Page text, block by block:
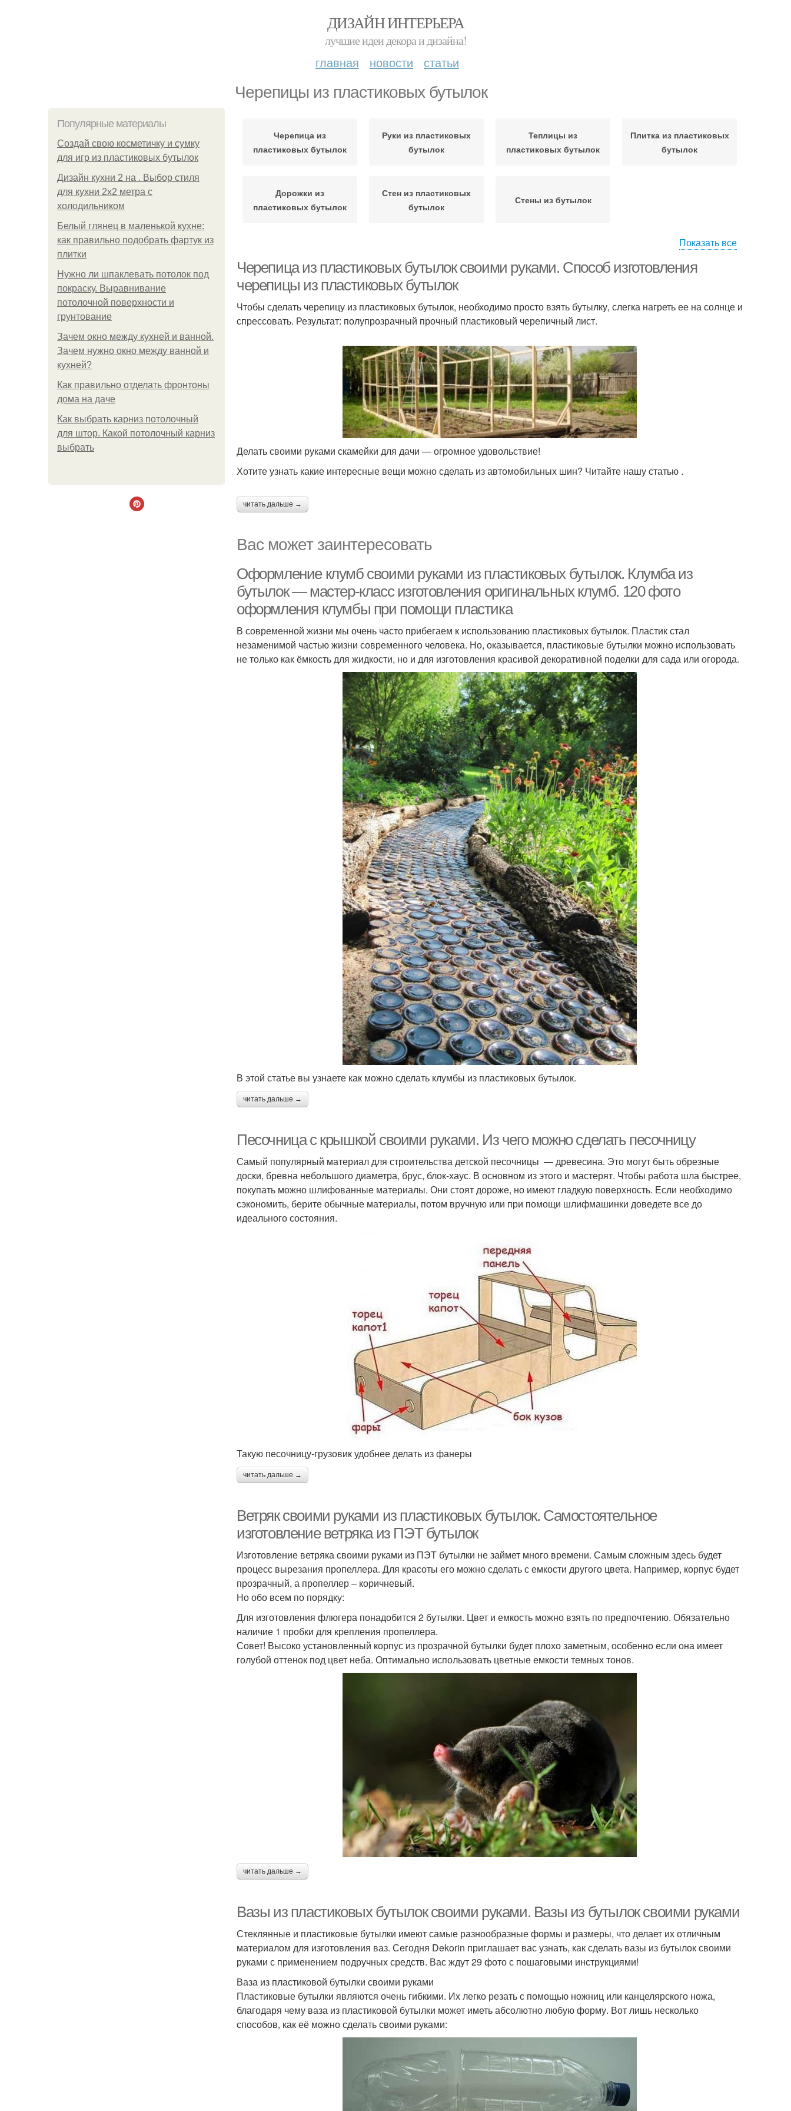
ДИЗАЙН ИНТЕРЬЕРА
лучшие идеи декора и дизайна!
главная новости статьи
Черепицы из пластиковых бутылок
Популярные материалы
Создай свою косметичку и сумку
для игр из пластиковых бутылок
Дизайн кухни 2 на . Выбор стиля
для кухни 2х2 метра с
холодильником
Белый глянец в маленькой кухне:
как правильно подобрать фартук из
плитки
Нужно ли шпаклевать потолок под
покраску. Выравнивание
потолочной поверхности и
грунтование
Зачем окно между кухней и ванной.
Зачем нужно окно между ванной и
кухней?
Как правильно отделать фронтоны
дома на даче
Как выбрать карниз потолочный
для штор. Какой потолочный карниз
выбрать
Черепица из
пластиковых бутылок
Руки из пластиковых
бутылок
Теплицы из
пластиковых бутылок
Плитка из пластиковых
бутылок
Дорожки из
пластиковых бутылок
Стен из пластиковых
бутылок
Стены из бутылок
Показать все
Черепица из пластиковых бутылок своими руками. Способ изготовления
черепицы из пластиковых бутылок
Чтобы сделать черепицу из пластиковых бутылок, необходимо просто взять бутылку, слегка нагреть ее на солнце и
спрессовать. Результат: полупрозрачный прочный пластиковый черепичный лист.
Делать своими руками скамейки для дачи — огромное удовольствие!
Хотите узнать какие интересные вещи можно сделать из автомобильных шин? Читайте нашу статью .
читать дальше →
Вас может заинтересовать
Оформление клумб своими руками из пластиковых бутылок. Клумба из
бутылок — мастер-класс изготовления оригинальных клумб. 120 фото
оформления клумбы при помощи пластика
В современной жизни мы очень часто прибегаем к использованию пластиковых бутылок. Пластик стал
незаменимой частью жизни современного человека. Но, оказывается, пластиковые бутылки можно использовать
не только как ёмкость для жидкости, но и для изготовления красивой декоративной поделки для сада или огорода.
В этой статье вы узнаете как можно сделать клумбы из пластиковых бутылок.
читать дальше →
Песочница с крышкой своими руками. Из чего можно сделать песочницу
Самый популярный материал для строительства детской песочницы — древесина. Это могут быть обрезные
доски, бревна небольшого диаметра, брус, блок-хаус. В основном из этого и мастерят. Чтобы работа шла быстрее,
покупать можно шлифованные материалы. Они стоят дороже, но имеют гладкую поверхность. Если необходимо
сэкономить, берите обычные материалы, потом вручную или при помощи шлифмашинки доведете все до
идеального состояния.
Такую песочницу-грузовик удобнее делать из фанеры
читать дальше →
Ветряк своими руками из пластиковых бутылок. Самостоятельное
изготовление ветряка из ПЭТ бутылок
Изготовление ветряка своими руками из ПЭТ бутылки не займет много времени. Самым сложным здесь будет
процесс вырезания пропеллера. Для красоты его можно сделать с емкости другого цвета. Например, корпус будет
прозрачный, а пропеллер – коричневый.
Но обо всем по порядку:
Для изготовления флюгера понадобится 2 бутылки. Цвет и емкость можно взять по предпочтению. Обязательно
наличие 1 пробки для крепления пропеллера.
Совет! Высоко установленный корпус из прозрачной бутылки будет плохо заметным, особенно если она имеет
голубой оттенок под цвет неба. Оптимально использовать цветные емкости темных тонов.
читать дальше →
Вазы из пластиковых бутылок своими руками. Вазы из бутылок своими руками
Стеклянные и пластиковые бутылки имеют самые разнообразные формы и размеры, что делает их отличным
материалом для изготовления ваз. Сегодня Dekorin приглашает вас узнать, как сделать вазы из бутылок своими
руками с применением подручных средств. Вас ждут 29 фото с пошаговыми инструкциями!
Ваза из пластиковой бутылки своими руками
Пластиковые бутылки являются очень гибкими. Их легко резать с помощью ножниц или канцелярского ножа,
благодаря чему ваза из пластиковой бутылки может иметь абсолютно любую форму. Вот лишь несколько
способов, как её можно сделать своими руками: